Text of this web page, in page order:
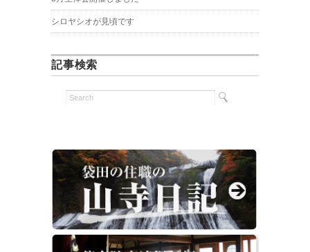
シロヤシオが見頃です
記事検索